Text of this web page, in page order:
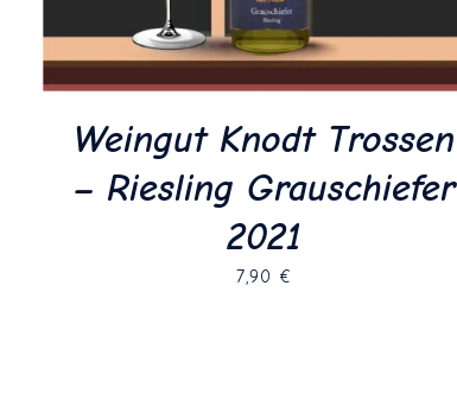
Weingut Knodt Trossen
– Riesling Grauschiefer
2021
7,90 €